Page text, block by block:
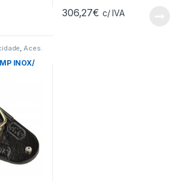
306,27€ c/ IVA
Aces.
INOX/